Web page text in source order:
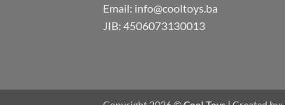
Email: info@cooltoys.ba
JIB: 4506073130013